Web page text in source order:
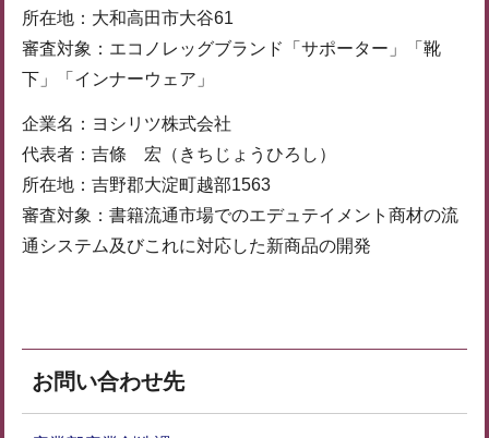
所在地：大和高田市大谷61
審査対象：エコノレッグブランド「サポーター」「靴
下」「インナーウェア」
企業名：ヨシリツ株式会社
代表者：吉條 宏（きちじょうひろし）
所在地：吉野郡大淀町越部1563
審査対象：書籍流通市場でのエデュテイメント商材の流
通システム及びこれに対応した新商品の開発
お問い合わせ先